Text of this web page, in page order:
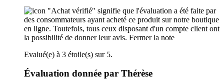
"Achat vérifié" signifie que l'évaluation a été faite par
des consommateurs ayant acheté ce produit sur notre boutique
en ligne. Toutefois, tous ceux disposant d'un compte client ont
la possibilité de donner leur avis. Fermer la note
Evalué(e) à 3 étoile(s) sur 5.
Évaluation donnée par Thérèse